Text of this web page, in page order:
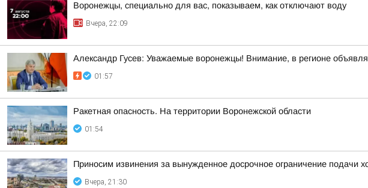
Воронежцы, специально для вас, показываем, как отключают воду
Вчера, 22:09
Александр Гусев: Уважаемые воронежцы! Внимание, в регионе
01:57
Ракетная опасность. На территории Воронежской области
01:54
Приносим извинения за вынужденное досрочное ограничение подачи
Вчера, 21:30